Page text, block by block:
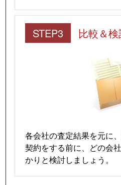
STEP3 比較＆
各会社の査定結果を元に
契約をする前に、どの会
かりと検討しましょう。